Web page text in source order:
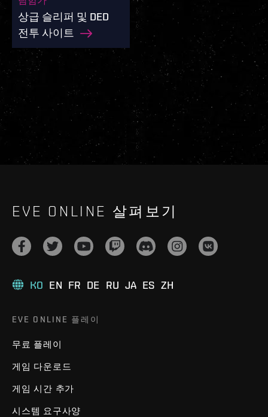
상급 슬리퍼 및 DED
전투 사이트
EVE ONLINE 살펴보기
KO EN FR DE RU JA ES ZH
EVE ONLINE 플레이
무료 플레이
게임 다운로드
게임 시간 추가
시스템 요구사양